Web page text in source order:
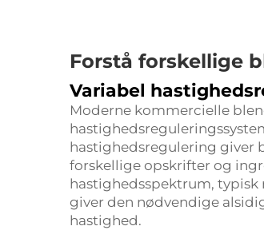
Forstå forskellige
Variabel
Moderne kommercielle
hastighedsregulering giver
forskellige opskrifter og
hastighedsspektrum,
giver den nødvendige
hastighed.